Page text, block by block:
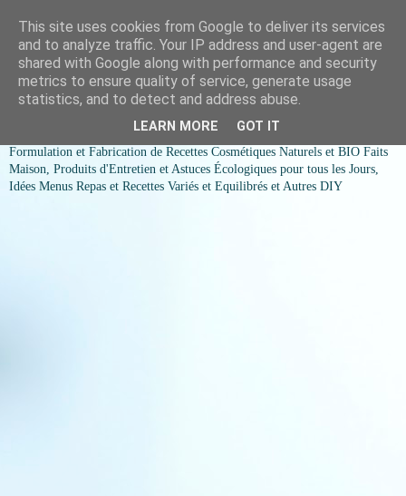
COSMESSENCE BIO Recettes
cosmetiques naturels et Bio et
idées menus variés et équilibrés
Formulation et Fabrication de Recettes Cosmétiques Naturels et BIO Faits
Maison, Produits d'Entretien et Astuces Écologiques pour tous les Jours,
Idées Menus Repas et Recettes Variés et Equilibrés et Autres DIY
This site uses cookies from Google to deliver its services
and to analyze traffic. Your IP address and user-agent are
shared with Google along with performance and security
metrics to ensure quality of service, generate usage
statistics, and to detect and address abuse.
LEARN MORE GOT IT